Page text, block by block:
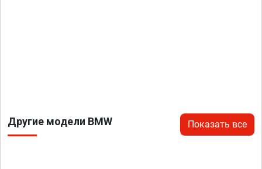
Другие модели BMW Показать все